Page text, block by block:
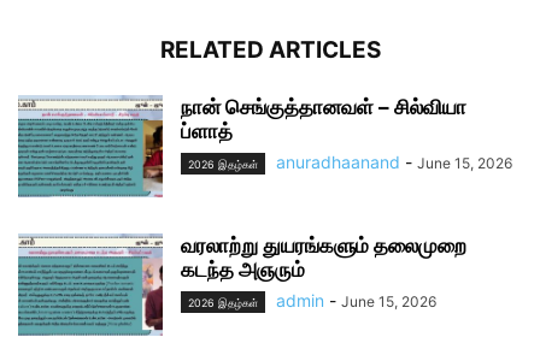
RELATED ARTICLES
நான் செங்குத்தானவள் – சில்வியா
ப்ளாத்
2026 இதழ்கள் anuradhaanand - June 15, 2026
வரலாற்று துயரங்களும் தலைமுறை
கடந்த அஞரும்
2026 இதழ்கள் admin - June 15, 2026